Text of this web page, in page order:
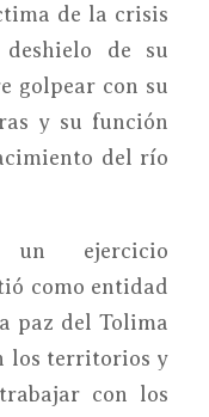
de la crisis
de su
golpear con su
y su función
del río
un ejercicio
como entidad
paz del Tolima
los territorios y
con los